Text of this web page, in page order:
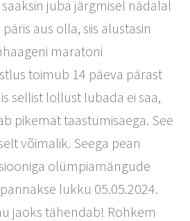
saaksin juba järgmisel nädalal
aus olla, siis alustasin
maratoni
toimub 14 päeva pärast
sellist lollust lubada ei saa,
pikemat taastumisaega. See
võimalik. Seega pean
olümpiamängude
lukku 05.05.2024.
jaoks tähendab! Rohkem